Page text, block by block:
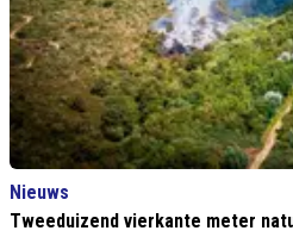
Nieuws
Tweeduizend vierkante meter